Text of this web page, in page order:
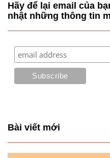
Hãy để lại email của
nhật những thông tin
Bài viết mới